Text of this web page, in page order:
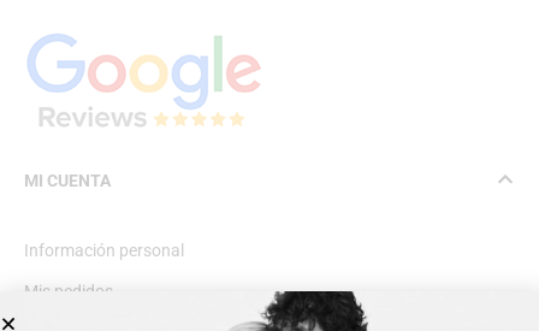
MI CUENTA
Información personal
Mis pedidos